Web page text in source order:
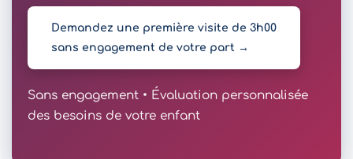
Demandez une première visite de 3h00
sans engagement de votre part →
Sans engagement • Évaluation personnalisée
des besoins de votre enfant